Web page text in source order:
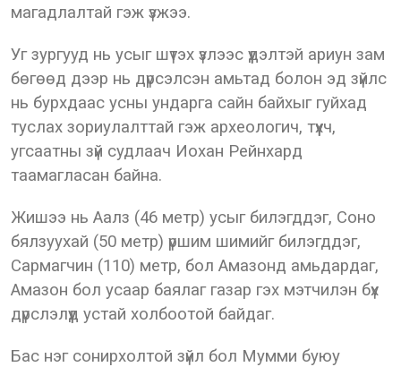
магадлалтай гэж үзжээ.
Уг зургууд нь усыг шүтэх үзлээс үүдэлтэй ариун зам
бөгөөд дээр нь дүрсэлсэн амьтад болон эд зүйлс
нь бурхдаас усны ундарга сайн байхыг гуйхад
туслах зориулалттай гэж археологич, түүхч,
угсаатны зүй судлаач Иохан Рейнхард
таамагласан байна.
Жишээ нь Аалз (46 метр) усыг билэгддэг, Соно
бялзуухай (50 метр) үршим шимийг билэгддэг,
Сармагчин (110) метр, бол Амазонд амьдардаг,
Амазон бол усаар баялаг газар гэх мэтчилэн бүх
дүрслэлүүд устай холбоотой байдаг.
Бас нэг сонирхолтой зүйл бол Мумми буюу